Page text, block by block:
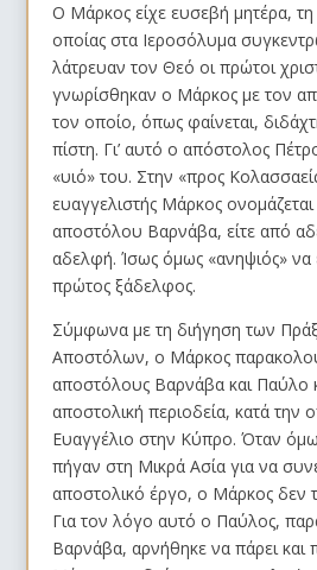
Ο Μάρκος είχε ευσεβή μητέρα, τη
οποίας στα Ιεροσόλυμα
λάτρευαν τον Θεό οι πρώτοι
γνωρίσθηκαν ο Μάρκος με τον
τον οποίο, όπως φαίνεται,
πίστη. Γι’ αυτό ο απόστολος
«υιό» του. Στην «προς
ευαγγελιστής Μάρκος
αποστόλου Βαρνάβα, είτε από
αδελφή. Ίσως όμως «ανηψιός» να
πρώτος ξάδελφος.
Σύμφωνα με τη διήγηση των
Αποστόλων, ο Μάρκος
αποστόλους Βαρνάβα και Παύλο
αποστολική περιοδεία, κατά την
Ευαγγέλιο στην Κύπρο. Όταν
πήγαν στη Μικρά Ασία για να
αποστολικό έργο, ο Μάρκος δεν
Για τον λόγο αυτό ο Παύλος,
Βαρνάβα, αρνήθηκε να πάρει και